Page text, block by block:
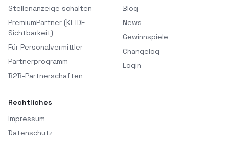
Stellenanzeige schalten
PremiumPartner (KI-IDE-
Sichtbarkeit)
Für Personalvermittler
Partnerprogramm
B2B-Partnerschaften
Blog
News
Gewinnspiele
Changelog
Login
Rechtliches
Impressum
Datenschutz